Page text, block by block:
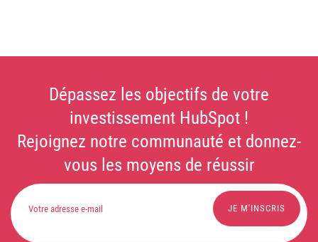
Dépassez les objectifs de votre
investissement HubSpot !
Rejoignez notre communauté et donnez-
vous les moyens de réussir